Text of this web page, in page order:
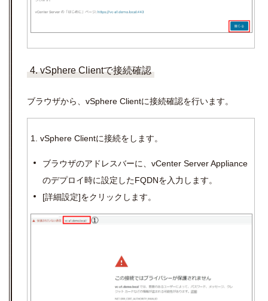
4. vSphere Clientで接続確認
ブラウザから、 vSphere Clientに接続確認を行います。
1. vSphere Clientに接続をします。
ブラウザのアドレスバーに、 vCenter Server Appliance
のデプロイ時に設定したFQDNを入力します。
[詳細設定]をクリックします。